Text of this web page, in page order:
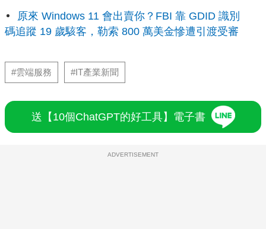
原來 Windows 11 會出賣你？FBI 靠 GDID 識別
碼追蹤 19 歲駭客，勒索 800 萬美金慘遭引渡受審
#雲端服務 #IT產業新聞
送【10個ChatGPT的好工具】電子書
ADVERTISEMENT